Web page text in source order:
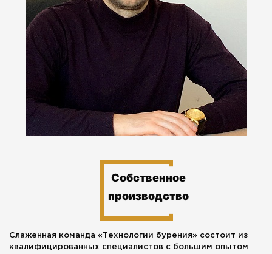
Собственное
производство
Слаженная команда «Технологии бурения» состоит из
квалифицированных специалистов с большим опытом